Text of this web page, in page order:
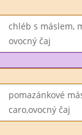
chléb s máslem,
ovocný čaj
pomazánkové
caro,ovocný čaj